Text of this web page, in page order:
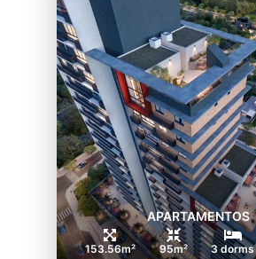
APARTAMENTOS
153.56m² 95m² 3 dorms